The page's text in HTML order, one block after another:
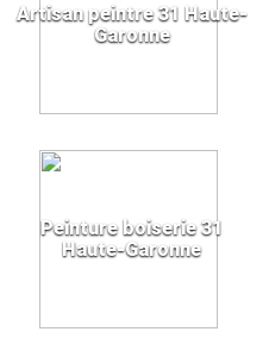
Artisan peintre 31 Haute-
Garonne
Peinture boiserie 31
Haute-Garonne